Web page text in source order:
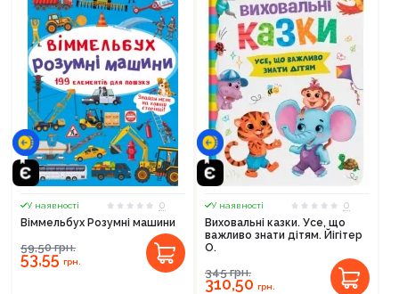
У наявності
0
Віммельбух Розумні машини
59,50грн.
53,55 грн.
У наявності
0
Виховальні казки. Усе, що
важливо знати дітям. Йігітер
О.
345грн.
310,50 грн.